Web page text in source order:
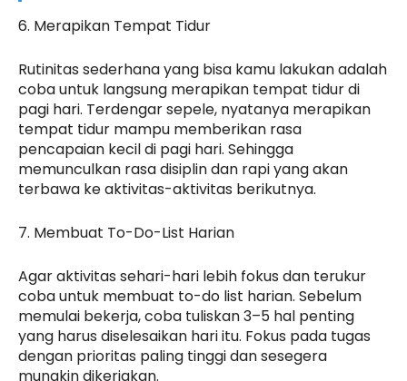
6. Merapikan Tempat Tidur
Rutinitas sederhana yang bisa kamu lakukan adalah
coba untuk langsung merapikan tempat tidur di
pagi hari. Terdengar sepele, nyatanya merapikan
tempat tidur mampu memberikan rasa
pencapaian kecil di pagi hari. Sehingga
memunculkan rasa disiplin dan rapi yang akan
terbawa ke aktivitas-aktivitas berikutnya.
7. Membuat To-Do-List Harian
Agar aktivitas sehari-hari lebih fokus dan terukur
coba untuk membuat to-do list harian. Sebelum
memulai bekerja, coba tuliskan 3–5 hal penting
yang harus diselesaikan hari itu. Fokus pada tugas
dengan prioritas paling tinggi dan sesegera
mungkin dikerjakan.